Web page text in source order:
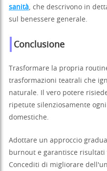
sanità, che descrivono in
sul benessere generale.
Conclusione
Trasformare la propria
trasformazioni teatrali che
naturale. Il vero potere
ripetute silenziosamente
domestiche.
Adottare un approccio
burnout e garantisce
Concediti di migliorare